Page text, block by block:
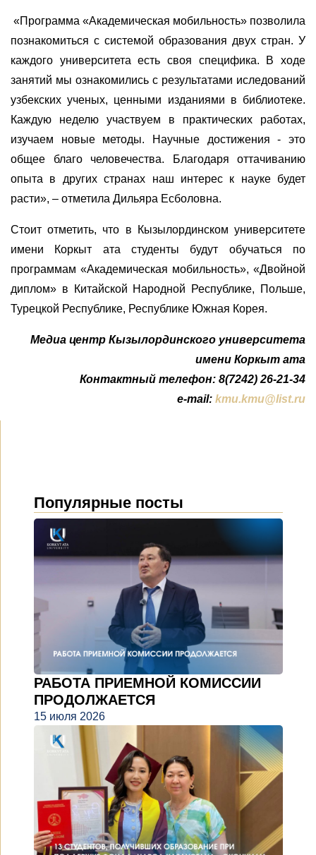
«Программа «Академическая мобильность» позволила
познакомиться с системой образования двух стран. У
каждого университета есть своя специфика. В ходе
занятий мы ознакомились с результатами иследований
узбекских ученых, ценными изданиями в библиотеке.
Каждую неделю участвуем в практических работах,
изучаем новые методы. Научные достижения - это
общее благо человечества. Благодаря оттачиванию
опыта в других странах наш интерес к науке будет
расти», – отметила Дильяра Есболовна.
Стоит отметить, что в Кызылординском университете
имени Коркыт ата студенты будут обучаться по
программам «Академическая мобильность», «Двойной
диплом» в Китайской Народной Республике, Польше,
Турецкой Республике, Республике Южная Корея.
Медиа центр Кызылординского университета
имени Коркыт ата
Контактный телефон: 8(7242) 26-21-34
e-mail: kmu.kmu@list.ru
Популярные посты
РАБОТА ПРИЕМНОЙ КОМИССИИ
ПРОДОЛЖАЕТСЯ
15 июля 2026